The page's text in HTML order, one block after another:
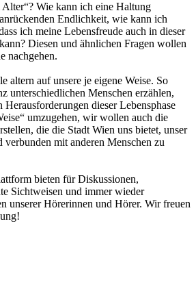
Alter“? Wie kann ich eine Haltung
Endlichkeit, wie kann ich
ich meine Lebensfreude auch in dieser
Diesen und ähnlichen Fragen wollen
nachgehen.
altern auf unsere je eigene Weise. So
unterschiedlichen Menschen erzählen,
Herausforderungen dieser Lebensphase
umzugehen, wir wollen auch die
die die Stadt Wien uns bietet, unser
mit anderen Menschen zu
bieten für Diskussionen,
Sichtweisen und immer wieder
unserer Hörerinnen und Hörer. Wir freuen